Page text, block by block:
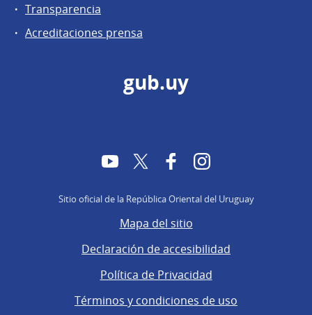
Transparencia
Acreditaciones prensa
gub.uy
YouTubeTwitter FacebookInstagram
Sitio oficial de la República Oriental del Uruguay
Mapa del sitio
Declaración de accesibilidad
Política de Privacidad
Términos y condiciones de uso